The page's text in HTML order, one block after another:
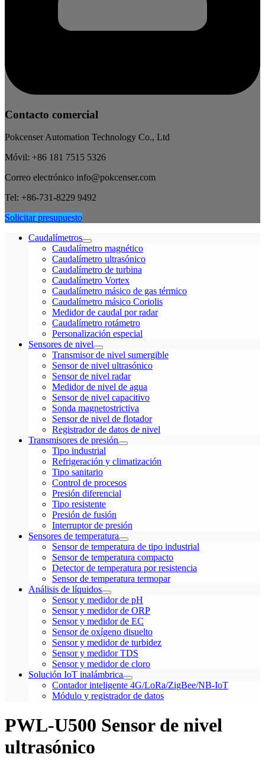
Contacto comercial
Pokcenser Automation Technology Co., Ltd
Móvil: +86 181 7515 5326
Correo electrónico info@pokcenser.com
Tel: +86-731-8229 9492
Solicitar presupuesto
Caudalímetros
Caudalímetro magnético
Caudalímetro ultrasónico
Caudalímetro de turbina
Caudalímetro Vortex
Caudalímetro másico de gas térmico
Caudalímetro másico Coriolis
Medidor de caudal por radar
Caudalímetro rotámetro
Personalización especial
Sensores de nivel
Transmisor de nivel sumergible
Sensor de nivel ultrasónico
Sensor de nivel radar
Medidor de nivel de agua
Sensor de nivel capacitivo
Sonda magnetostrictiva
Sensor de nivel de flotador
Registrador de datos de nivel
Transmisores de presión
Tipo industrial
Refrigeración y climatización
Tipo sanitario
Control de procesos
Presión diferencial
Tipo resistente
Presión de fusión
Interruptor de presión
Sensores de temperatura
Sensor de temperatura de tipo industrial
Sensor de temperatura compacto
Detector de temperatura por resistencia
Sensor de temperatura termopar
Análisis de líquidos
Sensor y medidor de pH
Sensor y medidor de ORP
Sensor y medidor de EC
Sensor de oxígeno disuelto
Sensor y medidor de turbidez
Sensor y medidor TDS
Sensor y medidor de cloro
Solución IoT inalámbrica
Contador inteligente 4G/LoRa/ZigBee/NB-IoT
Módulo y registrador de datos
PWL-U500 Sensor de nivel
ultrasónico